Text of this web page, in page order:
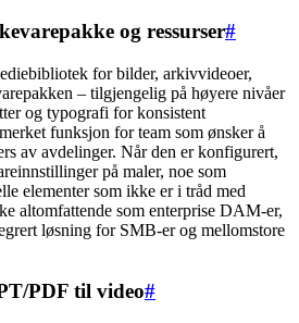
og ressurser#
for bilder, arkivvideoer,
– tilgjengelig på høyere nivåer
og typografi for konsistent
funksjon for team som ønsker å
av avdelinger. Når den er konfigurert,
på maler, noe som
elementer som ikke er i tråd med
altomfattende som enterprise DAM-er,
løsning for SMB-er og mellomstore
PDF til video#